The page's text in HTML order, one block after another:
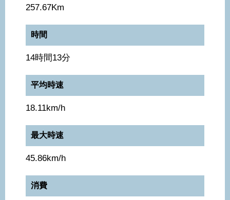
257.67Km
時間
14時間13分
平均時速
18.11km/h
最大時速
45.86km/h
消費